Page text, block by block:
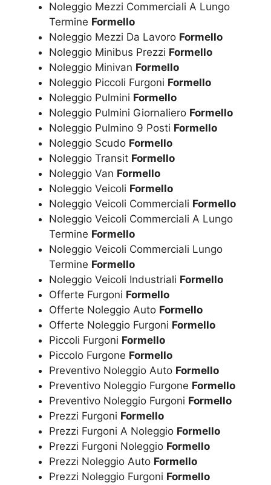
Noleggio Mezzi Commerciali A Lungo
Termine Formello
Noleggio Mezzi Da Lavoro Formello
Noleggio Minibus Prezzi Formello
Noleggio Minivan Formello
Noleggio Piccoli Furgoni Formello
Noleggio Pulmini Formello
Noleggio Pulmini Giornaliero Formello
Noleggio Pulmino 9 Posti Formello
Noleggio Scudo Formello
Noleggio Transit Formello
Noleggio Van Formello
Noleggio Veicoli Formello
Noleggio Veicoli Commerciali Formello
Noleggio Veicoli Commerciali A Lungo
Termine Formello
Noleggio Veicoli Commerciali Lungo
Termine Formello
Noleggio Veicoli Industriali Formello
Offerte Furgoni Formello
Offerte Noleggio Auto Formello
Offerte Noleggio Furgoni Formello
Piccoli Furgoni Formello
Piccolo Furgone Formello
Preventivo Noleggio Auto Formello
Preventivo Noleggio Furgone Formello
Preventivo Noleggio Furgoni Formello
Prezzi Furgoni Formello
Prezzi Furgoni A Noleggio Formello
Prezzi Furgoni Noleggio Formello
Prezzi Noleggio Auto Formello
Prezzi Noleggio Furgoni Formello